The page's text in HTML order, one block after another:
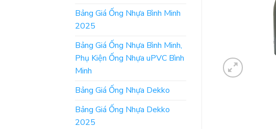
Bảng Giá Ống Nhựa Bình Minh
2025
Bảng Giá Ống Nhựa Bình Minh,
Phụ Kiện Ống Nhựa uPVC Bình
Minh
Bảng Giá Ống Nhựa Dekko
Bảng Giá Ống Nhựa Dekko
2025